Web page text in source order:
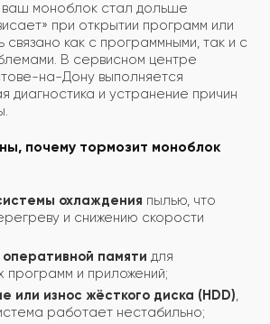
ваш моноблок стал дольше
при открытии программ или
связано как с программными, так и с
В сервисном центре
на-Дону выполняется
диагностика и устранение причин
почему тормозит моноблок
охлаждения пылью, что
и снижению скорости
памяти для
программ и приложений;
или износ жёсткого диска (HDD)
работает нестабильно;